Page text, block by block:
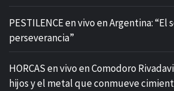
PESTILENCE en vivo en Argentina: “El
perseverancia”
HORCAS en vivo en Comodoro
hijos y el metal que conmueve